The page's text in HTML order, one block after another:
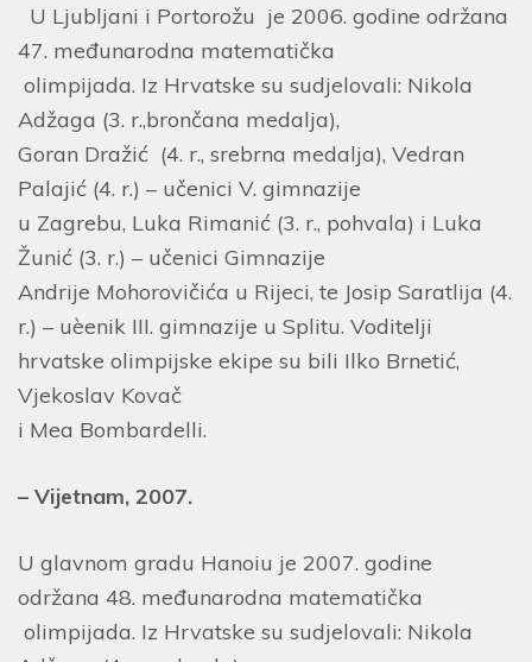
U Ljubljani i Portorožu je 2006. godine održana
47. međunarodna matematička
olimpijada. Iz Hrvatske su sudjelovali: Nikola
Adžaga (3. r.,brončana medalja),
Goran Dražić (4. r., srebrna medalja), Vedran
Palajić (4. r.) – učenici V. gimnazije
u Zagrebu, Luka Rimanić (3. r., pohvala) i Luka
Žunić (3. r.) – učenici Gimnazije
Andrije Mohorovičića u Rijeci, te Josip Saratlija (4.
r.) – uèenik III. gimnazije u Splitu. Voditelji
hrvatske olimpijske ekipe su bili Ilko Brnetić,
Vjekoslav Kovač
i Mea Bombardelli.
– Vijetnam, 2007.
U glavnom gradu Hanoiu je 2007. godine
održana 48. međunarodna matematička
olimpijada. Iz Hrvatske su sudjelovali: Nikola